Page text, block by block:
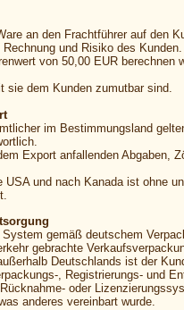
an den Frachtführer auf den
und Risiko des Kunden.
von 50,00 EUR berechnen
sie dem Kunden zumutbar sind.
im Bestimmungsland
Export anfallenden Abgaben,
USA und nach Kanada ist ohne
gemäß deutschem
gebrachte
Deutschlands ist der
, Registrierungs- und
oder
anderes vereinbart wurde.